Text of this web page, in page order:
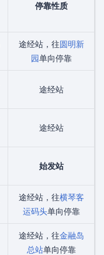
停靠性质
途经站，往圆明新
园单向停靠
途经站
途经站
始发站
途经站，往横琴客
运码头单向停靠
途经站，往金融岛
总站单向停靠